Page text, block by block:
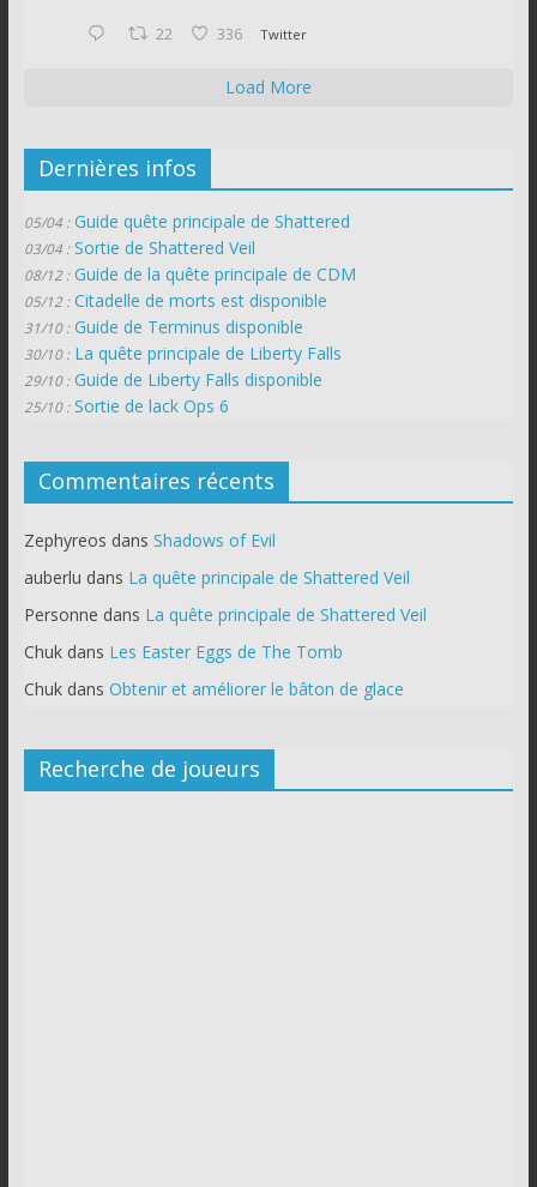
22 336 Twitter
Load More
Dernières infos
05/04 : Guide quête principale de Shattered
03/04 : Sortie de Shattered Veil
08/12 : Guide de la quête principale de CDM
05/12 : Citadelle de morts est disponible
31/10 : Guide de Terminus disponible
30/10 : La quête principale de Liberty Falls
29/10 : Guide de Liberty Falls disponible
25/10 : Sortie de lack Ops 6
Commentaires récents
Zephyreos dans Shadows of Evil
auberlu dans La quête principale de Shattered Veil
Personne dans La quête principale de Shattered Veil
Chukdans Les Easter Eggs de The Tomb
Chukdans Obtenir et améliorer le bâton de glace
Recherche de joueurs